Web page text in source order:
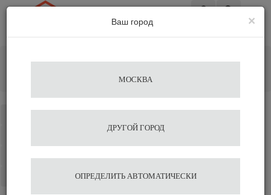
×
Ваш город
МОСКВА
ДРУГОЙ ГОРОД
ОПРЕДЕЛИТЬ АВТОМАТИЧЕСКИ